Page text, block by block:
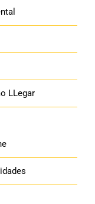
LLegar